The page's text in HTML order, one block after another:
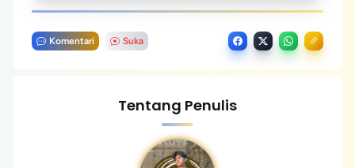
Komentari Suka
Tentang Penulis